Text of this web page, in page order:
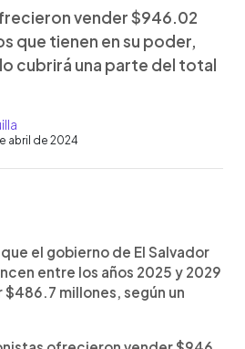
vender $946.02
que tienen en su poder,
cubrirá una parte del total
abril de 2024
el gobierno de El Salvador
entre los años 2025 y 2029
millones, según un